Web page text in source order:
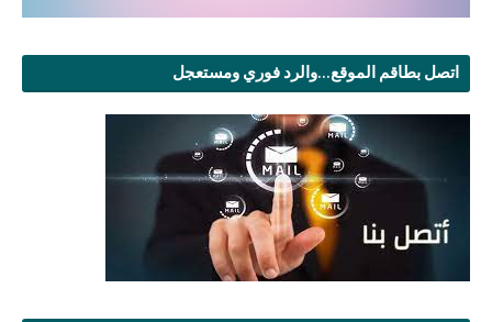
اتصل بطاقم الموقع...والرد فوري ومستعجل